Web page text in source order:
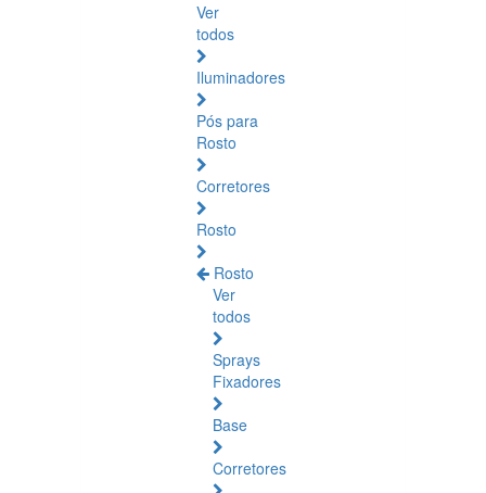
Ver
todos
Iluminadores
Pós para
Rosto
Corretores
Rosto
Rosto
Ver
todos
Sprays
Fixadores
Base
Corretores